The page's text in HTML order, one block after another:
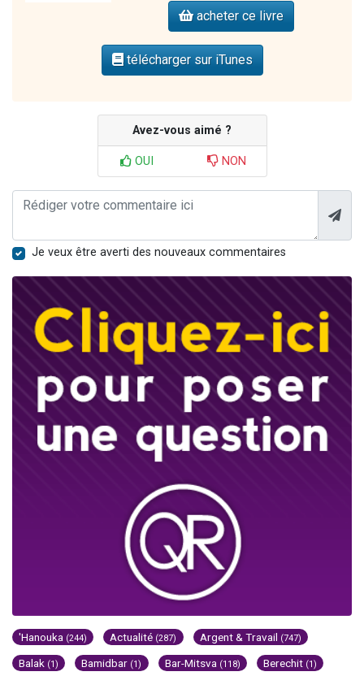
acheter ce livre
télécharger sur iTunes
Avez-vous aimé ?
OUI NON
Je veux être averti des nouveaux commentaires
'Hanouka (244) Actualité (287) Argent & Travail (747)
Balak (1) Bamidbar (1) Bar-Mitsva (118) Berechit (1)